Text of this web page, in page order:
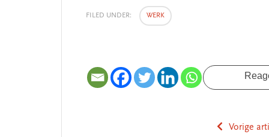
FILED UNDER: WERK
Vorige